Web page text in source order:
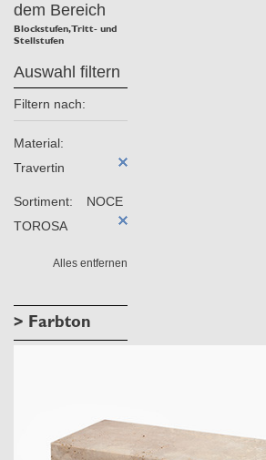
dem Bereich
Blockstufen, Tritt- und
Stellstufen
Auswahl filtern
Filtern nach:
Material:
Travertin
Sortiment:
NOCE
TOROSA
Alles entfernen
> Farbton